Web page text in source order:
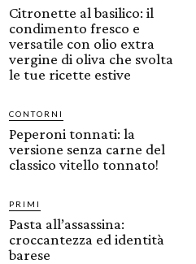
Citronette al basilico: il
condimento fresco e
versatile con olio extra
vergine di oliva che svolta
le tue ricette estive
CONTORNI
Peperoni tonnati: la
versione senza carne del
classico vitello tonnato!
PRIMI
Pasta all’assassina:
croccantezza ed identità
barese